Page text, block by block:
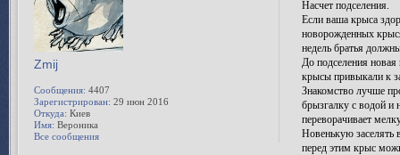
Насчет подселения.
Если ваша крыса
новорожденных
недель братья
До подселения
крысы привыкали к
Знакомство лучше
брызгалку с водой и
переворачивает
Новенькую заселять
перед этим крыс
Zmij
Сообщения: 4407
Зарегистрирован: 29 июн 2016
Откуда: Киев
Имя: Вероника
Все сообщения